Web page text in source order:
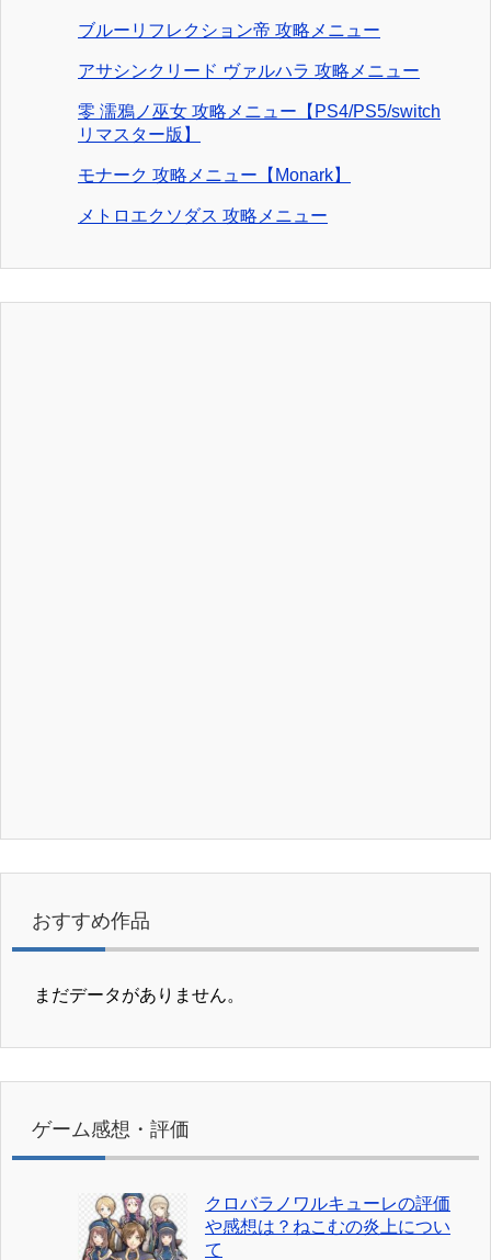
ブルーリフレクション帝 攻略メニュー
アサシンクリード ヴァルハラ 攻略メニュー
零 濡鴉ノ巫女 攻略メニュー【PS4/PS5/switch
リマスター版】
モナーク 攻略メニュー【Monark】
メトロエクソダス 攻略メニュー
おすすめ作品
まだデータがありません。
ゲーム感想・評価
クロバラノワルキューレの評価
や感想は？ねこむの炎上につい
て